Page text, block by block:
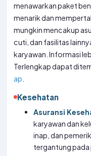
menawarkan paket
menarik dan
mungkin mencakup
cuti, dan fasilitas
karyawan. Informasi
Terlengkap dapat
ap
Kesehatan
Asuransi
karyawan dan
inap, dan
tergantung pada